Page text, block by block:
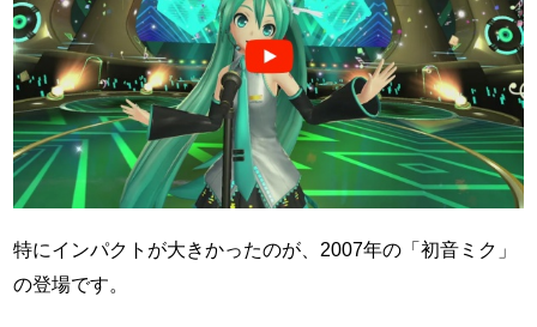
特にインパクトが大きかったのが、2007年の「初音ミク」
の登場です。